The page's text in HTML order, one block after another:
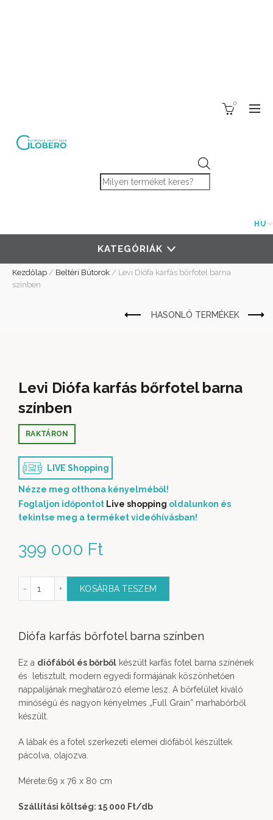
Products search
0
HU
KATEGÓRIÁK
Kezdőlap / Beltéri Bútorok / Levi Diófa karfás bőrfotel barna
színben
Levi Diófa karfás bőrfotel barna
színben
399 000 Ft
RAKTÁRON
LIVE Shopping
Nézze meg otthona kényelméből!
Foglaljon időpontot Live shopping oldalunkon és
tekintse meg a terméket videóhívásban!
bőrfotel barna színben mennyiség
KOSÁRBA TESZEM
Diófa karfás bőrfotel barna színben
Ez a diófából és bőrből készült karfás fotel barna színének
és letisztult, modern egyedi formájának köszönhetően
nappalijának meghatározó eleme lesz. A bőrfelület kiváló
minőségű és nagyon kényelmes „Full Grain” marhabőrből
készült.
A lábak és a fotel szerkezeti elemei diófából készültek
pácolva, olajozva.
Mérete:69 x 76 x 80 cm
Szállítási költség: 15 000 Ft/db